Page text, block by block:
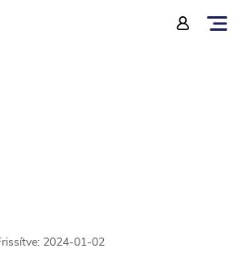
őszi kiadásokhoz
2024-01-02